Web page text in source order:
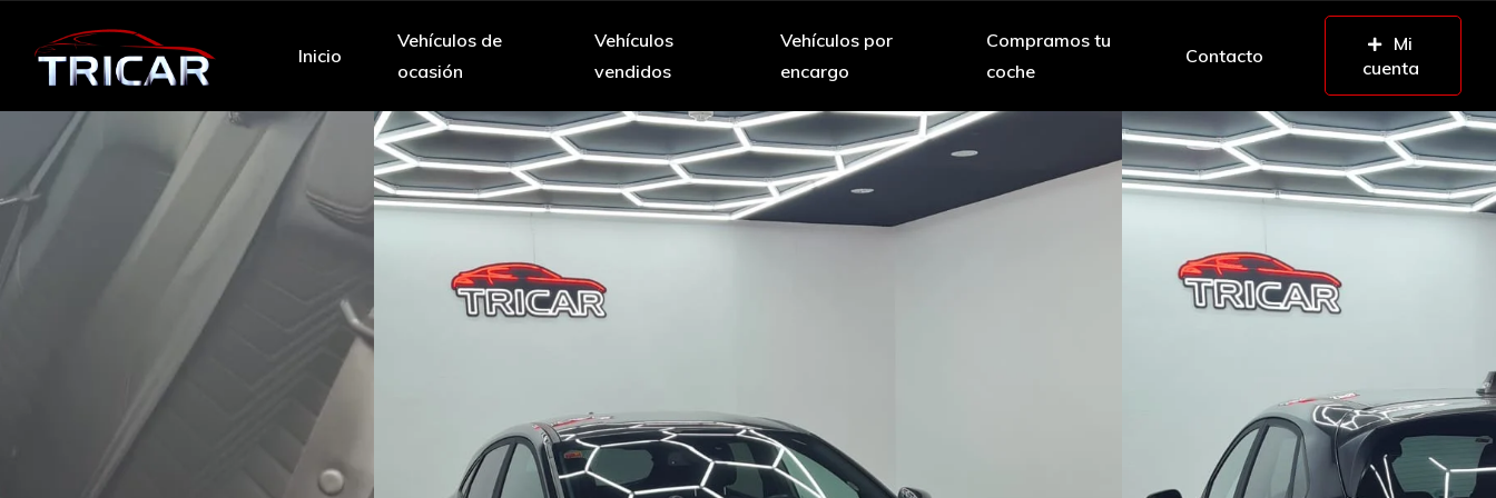
Inicio
Vehículos de
ocasión
Vehículos
vendidos
Vehículos por
encargo
Compramos tu
coche
Contacto
Mi
cuenta